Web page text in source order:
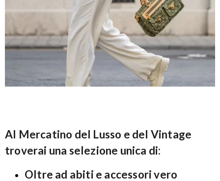
Al Mercatino del Lusso e del Vintage
troverai una selezione unica di:
Oltre ad abiti e accessori vero